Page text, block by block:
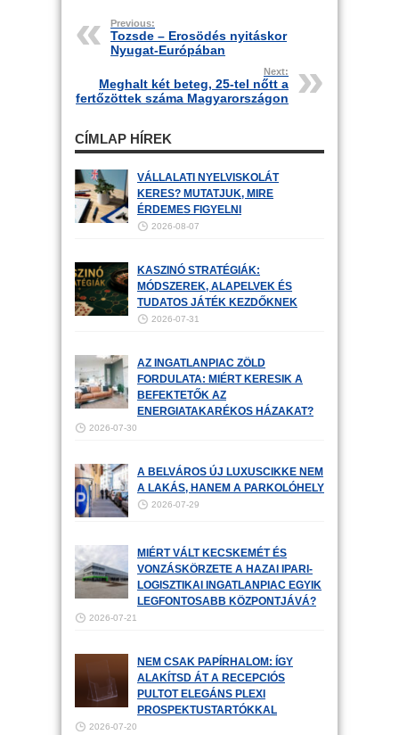
Previous:
Tozsde – Erosödés nyitáskor
Nyugat-Európában
Next:
Meghalt két beteg, 25-tel nőtt a
fertőzöttek száma Magyarországon
CÍMLAP HÍREK
VÁLLALATI NYELVISKOLÁT
KERES? MUTATJUK, MIRE
ÉRDEMES FIGYELNI
2026-08-07
KASZINÓ STRATÉGIÁK:
MÓDSZEREK, ALAPELVEK ÉS
TUDATOS JÁTÉK KEZDŐKNEK
2026-07-31
AZ INGATLANPIAC ZÖLD
FORDULATA: MIÉRT KERESIK A
BEFEKTETŐK AZ
ENERGIATAKARÉKOS HÁZAKAT?
2026-07-30
A BELVÁROS ÚJ LUXUSCIKKE NEM
A LAKÁS, HANEM A PARKOLÓHELY
2026-07-29
MIÉRT VÁLT KECSKEMÉT ÉS
VONZÁSKÖRZETE A HAZAI IPARI-
LOGISZTIKAI INGATLANPIAC EGYIK
LEGFONTOSABB KÖZPONTJÁVÁ?
2026-07-21
NEM CSAK PAPÍRHALOM: ÍGY
ALAKÍTSD ÁT A RECEPCIÓS
PULTOT ELEGÁNS PLEXI
PROSPEKTUSTARTÓKKAL
2026-07-20